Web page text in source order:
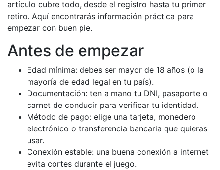
artículo cubre todo, desde el registro hasta tu primer
retiro. Aquí encontrarás información práctica para
empezar con buen pie.
Antes de empezar
Edad mínima: debes ser mayor de 18 años (o la
mayoría de edad legal en tu país).
Documentación: ten a mano tu DNI, pasaporte o
carnet de conducir para verificar tu identidad.
Método de pago: elige una tarjeta, monedero
electrónico o transferencia bancaria que quieras
usar.
Conexión estable: una buena conexión a internet
evita cortes durante el juego.